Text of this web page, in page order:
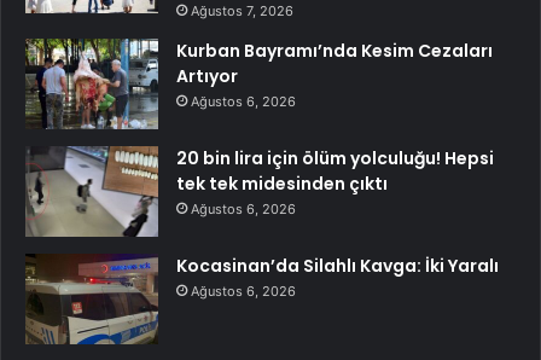
Ağustos 7, 2026
Kurban Bayramı’nda Kesim Cezaları
Artıyor
Ağustos 6, 2026
20 bin lira için ölüm yolculuğu! Hepsi
tek tek midesinden çıktı
Ağustos 6, 2026
Kocasinan’da Silahlı Kavga: İki Yaralı
Ağustos 6, 2026